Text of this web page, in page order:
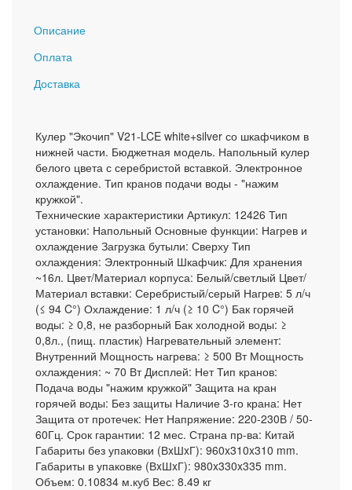
Описание
Оплата
Доставка
Кулер "Экочип" V21-LCE white+silver со шкафчиком в
нижней части. Бюджетная модель. Напольный кулер
белого цвета с серебристой вставкой. Электронное
охлаждение. Тип кранов подачи воды - "нажим
кружкой".
Технические характеристики Артикул: 12426 Тип
установки: Напольный Основные функции: Нагрев и
охлаждение Загрузка бутыли: Сверху Тип
охлаждения: Электронный Шкафчик: Для хранения
~16л. Цвет/Материал корпуса: Белый/светлый Цвет/
Материал вставки: Серебристый/серый Нагрев: 5 л/ч
(≤ 94 C°) Охлаждение: 1 л/ч (≥ 10 C°) Бак горячей
воды: ≥ 0,8, не разборный Бак холодной воды: ≥
0,8л., (пищ. пластик) Нагревательный элемент:
Внутренний Мощность нагрева: ≥ 500 Вт Мощность
охлаждения: ~ 70 Вт Дисплей: Нет Тип кранов:
Подача воды "нажим кружкой" Защита на кран
горячей воды: Без защиты Наличие 3-го крана: Нет
Защита от протечек: Нет Напряжение: 220-230В / 50-
60Гц. Срок гарантии: 12 мес. Страна пр-ва: Китай
Габариты без упаковки (ВxШxГ): 960x310x310 mm.
Габариты в упаковке (ВxШxГ): 980x330x335 mm.
Объем: 0.10834 м.куб Вес: 8.49 кг